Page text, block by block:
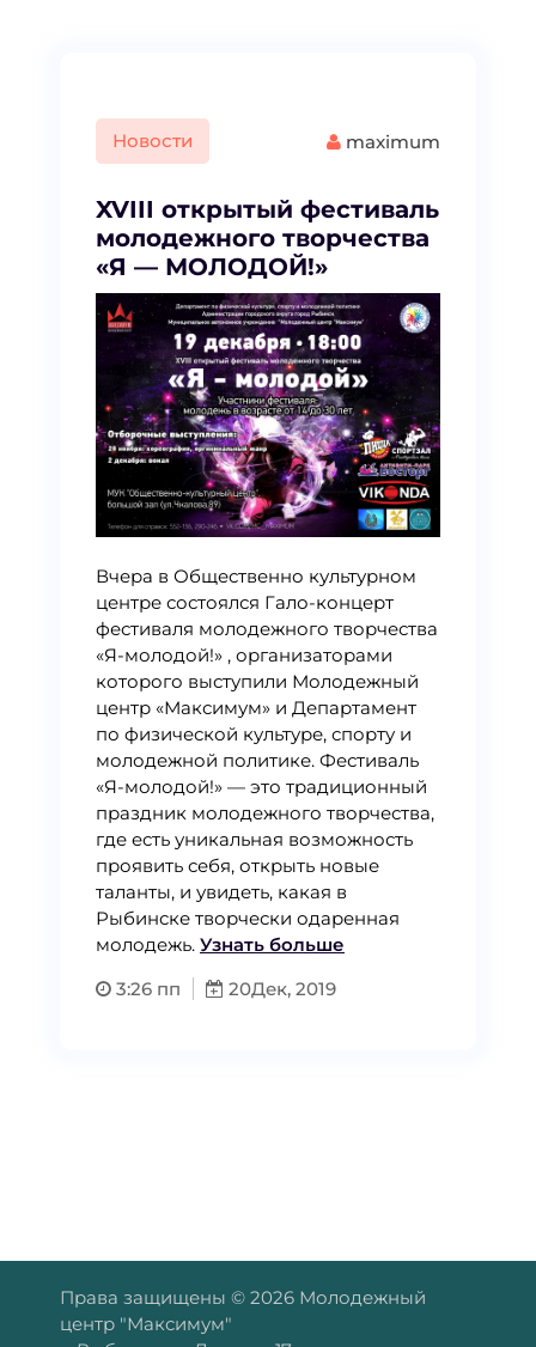
Новости maximum
XVIII открытый фестиваль
молодежного творчества
«Я — МОЛОДОЙ!»
Вчера в Общественно культурном
центре состоялся Гало-концерт
фестиваля молодежного творчества
«Я-молодой!» , организаторами
которого выступили Молодежный
центр «Максимум» и Департамент
по физической культуре, спорту и
молодежной политике. Фестиваль
«Я-молодой!» — это традиционный
праздник молодежного творчества,
где есть уникальная возможность
проявить себя, открыть новые
таланты, и увидеть, какая в
Рыбинске творчески одаренная
молодежь. Узнать больше
3:26 пп
20Дек, 2019
Права защищены © 2026 Молодежный
центр "Максимум"